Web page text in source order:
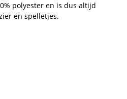
polyester en is dus altijd
en spelletjes.